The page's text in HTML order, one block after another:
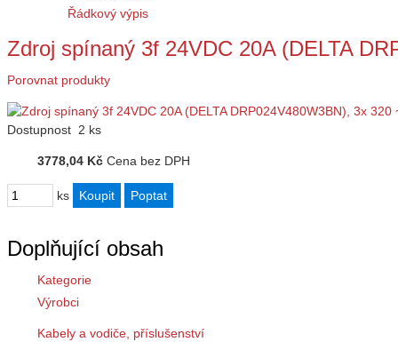
Řádkový výpis
Zdroj spínaný 3f 24VDC 20A (DELTA
Porovnat produkty
Dostupnost 2 ks
3778,04 Kč Cena bez DPH
ks
Doplňující obsah
Kategorie
Výrobci
Kabely a vodiče, příslušenství